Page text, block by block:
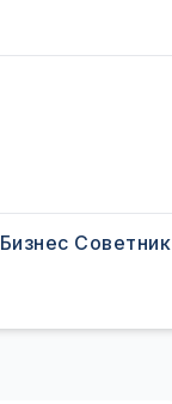
Бизнес Советник